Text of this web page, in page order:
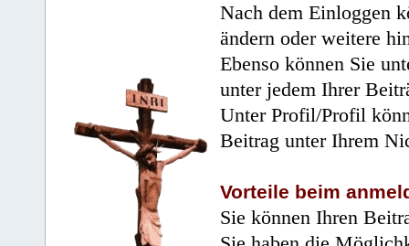
Nach dem Einloggen
ändern oder weitere
Ebenso können Sie
unter jedem Ihrer
Unter Profil/Profil
Beitrag unter Ihrem
Vorteile beim
Sie können Ihren